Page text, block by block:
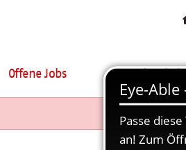
Offene Jobs AWO als